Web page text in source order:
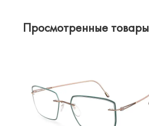
Просмотренные товары